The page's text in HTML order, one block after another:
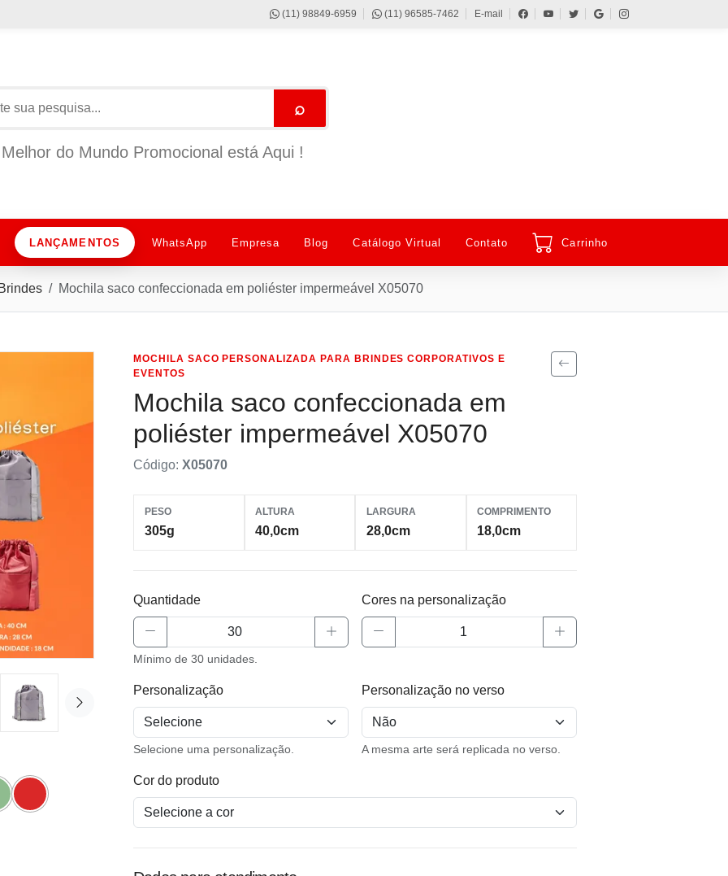
(11) 98849-6959 (11) 96585-7462 E-mail
⌕
do Mundo Promocional está Aqui !
LANÇAMENTOS WhatsApp Empresa Blog Catálogo Virtual Contato Carrinho
Brindes Mochila saco confeccionada em poliéster impermeável X05070
MOCHILA SACO PERSONALIZADA PARA BRINDES CORPORATIVOS E
EVENTOS
Mochila saco confeccionada em
poliéster impermeável X05070
Código: X05070
PESO
305g
ALTURA
40,0cm
LARGURA
28,0cm
COMPRIMENTO
18,0cm
Quantidade
Mínimo de 30 unidades.
Cores na personalização
Personalização
Selecione uma personalização.
Personalização no verso
A mesma arte será replicada no verso.
Cor do produto